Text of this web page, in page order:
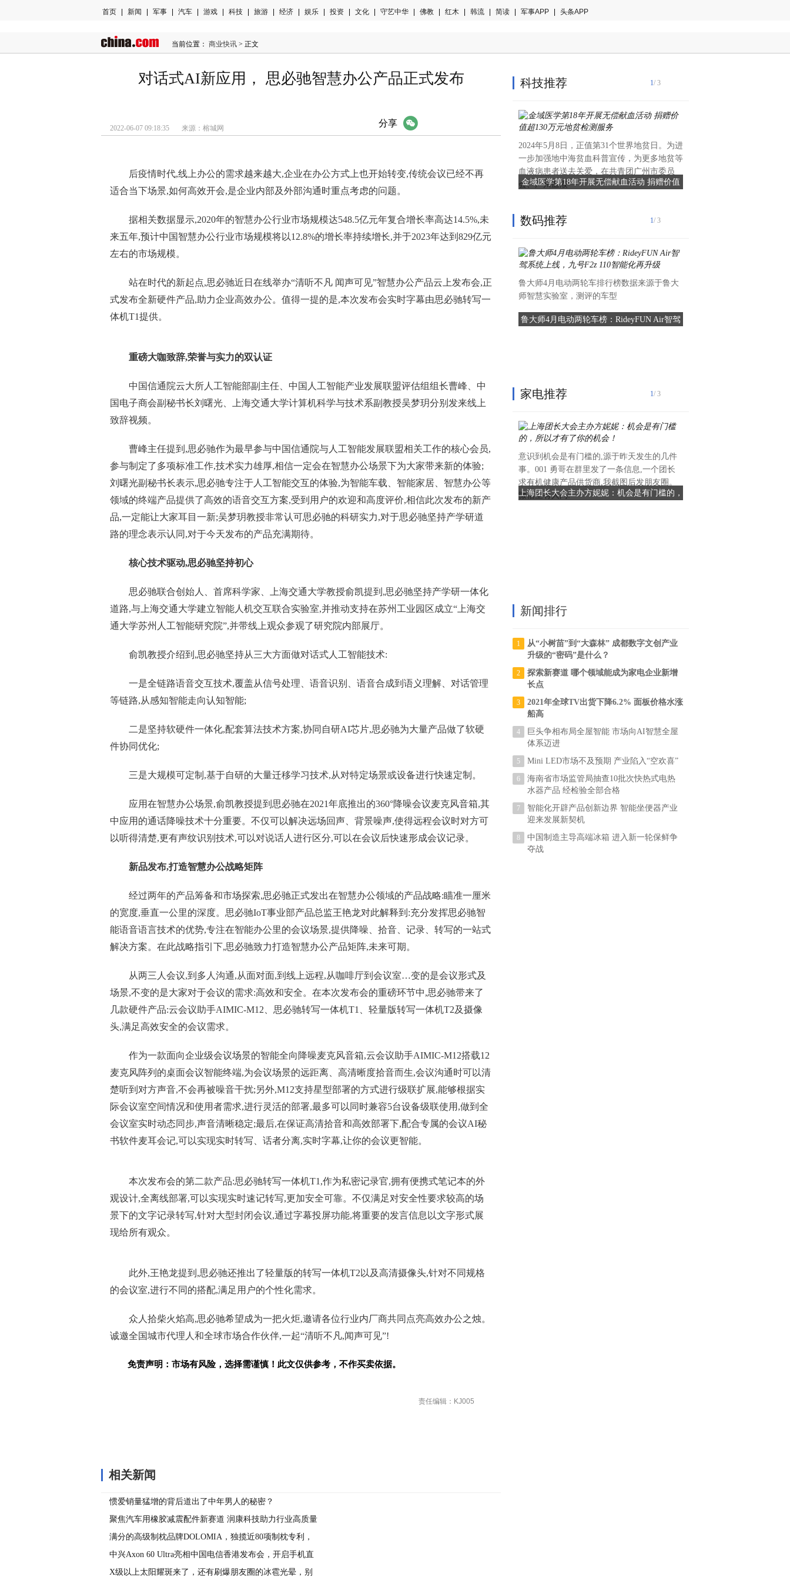
首页 新闻 军事 汽车 游戏 科技 旅游 经济 娱乐 投资 文化 守艺中华 佛教 红木 韩流 简读 军事APP 头条APP
当前位置： 商业快讯 > 正文
对话式AI新应用， 思必驰智慧办公产品正式发布
2022-06-07 09:18:35 来源：榕城网 分享
后疫情时代,线上办公的需求越来越大,企业在办公方式上也开始转变,传统会议已经不再
适合当下场景,如何高效开会,是企业内部及外部沟通时重点考虑的问题。
据相关数据显示,2020年的智慧办公行业市场规模达548.5亿元年复合增长率高达14.5%,未
来五年,预计中国智慧办公行业市场规模将以12.8%的增长率持续增长,并于2023年达到829亿元
左右的市场规模。
站在时代的新起点,思必驰近 日在线举办“清听不凡 闻声可见”智慧办公产品云上发布会,正
式发布全新硬件产品,助力企业高效办公。值得一提的是,本次发布会实时字幕由思必驰转写一
体机T1提供。
重磅大咖致辞,荣誉与实力的双认证
中国信通院云大所人工智能部副主任、中国人工智能产业发展联盟评估组组长曹峰、中
国电子商会副秘书长刘曙光、上海交通大学计算机科学与技术系副教授吴梦玥分别发来线上
致辞视频。
曹峰主任提到,思必驰作为最早参与中国信通院与人工智能发展联盟相关工作的核心会员,
参与制定了多项标准工作,技术实力雄厚,相信一定会在智慧办公场景下为大家带来新的体验;
刘曙光副秘书长表示,思必驰专注于人工智能交互的体验,为智能车载、智能家居、智慧办公等
领域的终端产品提供了高效的语音交互方案,受到用户的欢迎和高度评价,相信此次发布的新产
品,一定能让大家耳目一新;吴梦玥教授非常认可思必驰的科研实力,对于思必驰坚持产学研道
路的理念表示认同,对于今天发布的产品充满期待。
核心技术驱动,思必驰坚持初心
思必驰联合创始人、首席科学家、上海交通大学教授俞凯提到,思必驰坚持产学研一体化
道路,与上海交通大学建立智能人机交互联合实验室,并推动支持在苏州工业园区成立“上海交
通大学苏州人工智能研究院”,并带线上观众参观了研究院内部展厅。
俞凯教授介绍到,思必驰坚持从三大方面做对话式人工智能技术:
一是全链路语音交互技术,覆盖从信号处理、语音识别、语音合成到语义理解、对话管理
等链路,从感知智能走向认知智能;
二是坚持软硬件一体化,配套算法技术方案,协同自研AI芯片,思必驰为大量产品做了软硬
件协同优化;
三是大规模可定制,基于自研的大量迁移学习技术,从对特定场景或设备进行快速定制。
应用在智慧办公场景,俞凯教授提到思必驰在2021年底推出的360°降噪会议麦克风音箱,其
中应用的通话降噪技术十分重要。不仅可以解决远场回声、背景噪声,使得远程会议时对方可
以听得清楚,更有声纹识别技术,可以对说话人进行区分,可以在会议后快速形成会议记录。
新品发布,打造智慧办公战略矩阵
经过两年的产品筹备和市场探索,思必驰正式发出在智慧办公领域的产品战略:瞄准一厘米
的宽度,垂直一公里的深度。思必驰IoT事业部产品总监王艳龙对此解释到:充分发挥思必驰智
能语音语言技术的优势,专注在智能办公里的会议场景,提供降噪、拾音、记录、转写的一站式
解决方案。在此战略指引下,思必驰致力打造智慧办公产品矩阵,未来可期。
从两三人会议,到多人沟通,从面对面,到线上远程,从咖啡厅到会议室…变的是会议形式及
场景,不变的是大家对于会议的需求:高效和安全。在本次发布会的重磅环节中,思必驰带来了
几款硬件产品:云会议助手AIMIC-M12、思必驰转写一体机T1、轻量版转写一体机T2及摄像
头,满足高效安全的会议需求。
作为一款面向企业级会议场景的智能全向降噪麦克风音箱,云会议助手AIMIC-M12搭载12
麦克风阵列的桌面会议智能终端,为会议场景的远距离、高清晰度拾音而生,会议沟通时可以清
楚听到对方声音,不会再被噪音干扰;另外,M12支持星型部署的方式进行级联扩展,能够根据实
际会议室空间情况和使用者需求,进行灵活的部署,最多可以同时兼容5台设备级联使用,做到全
会议室实时动态同步,声音清晰稳定;最后,在保证高清拾音和高效部署下,配合专属的会议AI秘
书软件麦耳会记,可以实现实时转写、话者分离,实时字幕,让你的会议更智能。
本次发布会的第二款产品:思必驰转写一体机T1,作为私密记录官,拥有便携式笔记本的外
观设计,全离线部署,可以实现实时速记转写,更加安全可靠。不仅满足对安全性要求较高的场
景下的文字记录转写,针对大型封闭会议,通过字幕投屏功能,将重要的发言信息以文字形式展
现给所有观众。
此外,王艳龙提到,思必驰还推出了轻量版的转写一体机T2以及高清摄像头,针对不同规格
的会议室,进行不同的搭配,满足用户的个性化需求。
众人拾柴火焰高,思必驰希望成为一把火炬,邀请各位行业内厂商共同点亮高效办公之烛。
诚邀全国城市代理人和全球市场合作伙伴,一起“清听不凡,闻声可见”!
免责声明：市场有风险，选择需谨慎！此文仅供参考，不作买卖依据。
责任编辑：KJ005
相关新闻
惯爱销量猛增的背后道出了中年男人的秘密？
聚焦汽车用橡胶减震配件新赛道 润康科技助力行业高质量
发展
满分的高级制枕品牌DOLOMIA，独揽近80项制枕专利，
不断续写奢侈睡眠品传奇
中兴Axon 60 Ultra亮相中国电信香港发布会，开启手机直
连卫星新篇章
X级以上太阳耀斑来了，还有刷爆朋友圈的冰雹光晕，别
科技推荐
金域医学第18年开展无偿献血活动 捐赠价值
2024年5月8日，正值第31个世界地贫日。为进
一步加强地中海贫血科普宣传，为更多地贫等
血液病患者送去关爱，在共青团广州市委员
会、广州血液
1/ 3
数码推荐
鲁大师4月电动两轮车榜：RideyFUN Air智驾
鲁大师4月电动两轮车排行榜数据来源于鲁大
师智慧实验室，测评的车型
1/ 3
家电推荐
上海团长大会主办方妮妮：机会是有门槛的，
意识到机会是有门槛的,源于昨天发生的几件
事。001 勇哥在群里发了一条信息,一个团长
求有机健康产品供货商,我截图后发朋友圈。
微信里有人问:
1/ 3
新闻排行
1
从“小树苗”到“大森林” 成都数字文创产业
升级的“密码”是什么？
2
探索新赛道 哪个领域能成为家电企业新增
长点
3
2021年全球TV出货下降6.2% 面板价格水涨
船高
4
巨头争相布局全屋智能 市场向AI智慧全屋
体系迈进
5 Mini LED市场不及预期 产业陷入“空欢喜”
6
海南省市场监管局抽查10批次快热式电热
水器产品 经检验全部合格
7
智能化开辟产品创新边界 智能坐便器产业
迎来发展新契机
8
中国制造主导高端冰箱 进入新一轮保鲜争
夺战